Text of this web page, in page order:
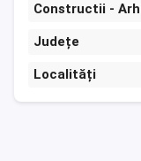
Constructii -
Județe
Localități